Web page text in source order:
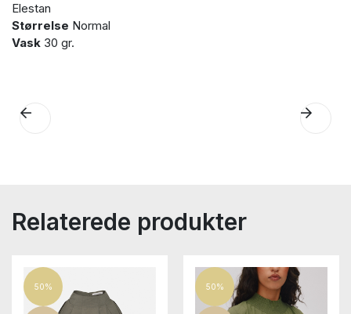
Elestan
Størrelse Normal
Vask 30 gr.
Relaterede produkter
50% 50%